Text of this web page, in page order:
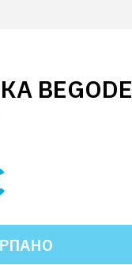
BEGODE